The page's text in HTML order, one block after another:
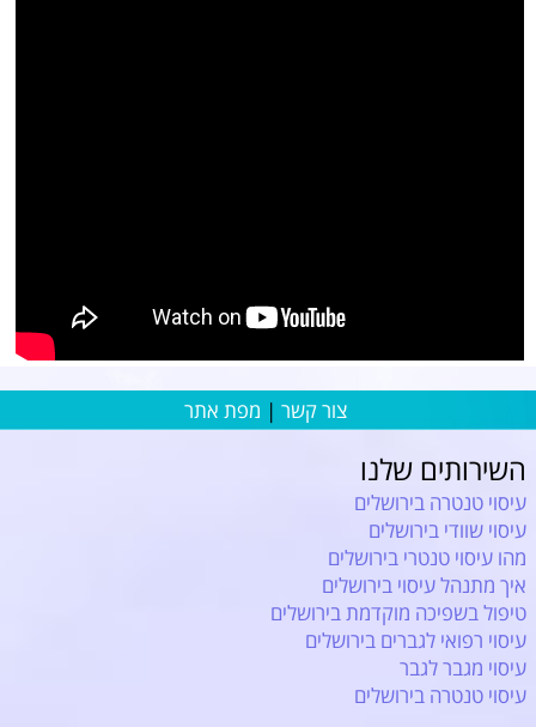
צור קשר | מפת אתר
השירותים שלנו
עיסוי טנטרה בירושלים
עיסוי שוודי בירושלים
מהו עיסוי טנטרי בירושלים
איך מתנהל עיסוי בירושלים
טיפול בשפיכה מוקדמת בירושלים
עיסוי רפואי לגברים בירושלים
עיסוי מגבר לגבר
עיסוי טנטרה בירושלים